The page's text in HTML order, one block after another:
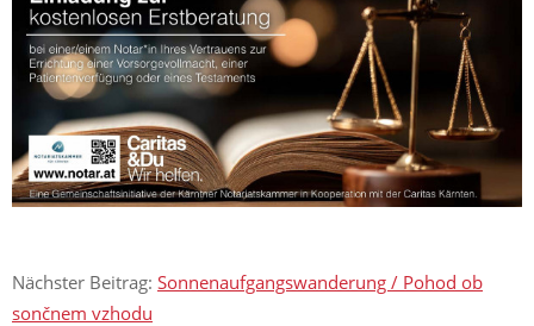
Nächster Beitrag: Sonnenaufgangswanderung / Pohod ob
sončnem vzhodu